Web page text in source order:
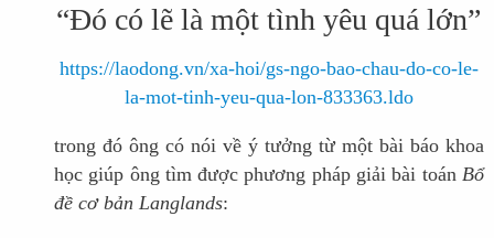
“Đó có lẽ là một tình yêu quá lớn”
https://laodong.vn/xa-hoi/gs-ngo-bao-chau-do-co-le-
la-mot-tinh-yeu-qua-lon-833363.ldo
trong đó ông có nói về ý tưởng từ một bài báo khoa
học giúp ông tìm được phương pháp giải bài toán Bổ
đề cơ bản Langlands: